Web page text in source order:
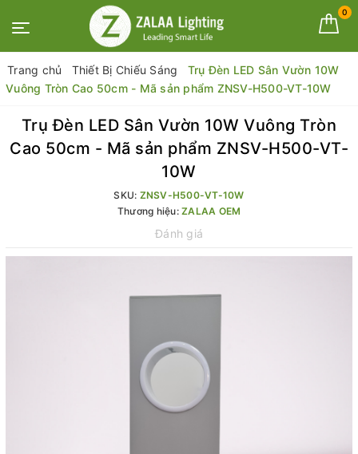
0
Trang chủ Thiết Bị Chiếu Sáng
Trụ Đèn LED Sân Vườn 10W
Vuông Tròn Cao 50cm - Mã sản phẩm ZNSV-H500-VT-10W
Trụ Đèn LED Sân Vườn 10W Vuông Tròn
Cao 50cm - Mã sản phẩm ZNSV-H500-VT-
10W
SKU: ZNSV-H500-VT-10W
Thương hiệu: ZALAA OEM
Đánh giá